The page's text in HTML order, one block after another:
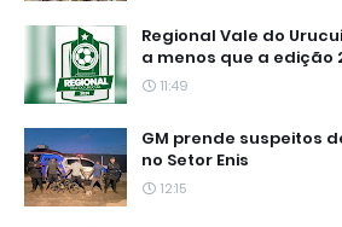
Regional Vale do
a menos que a edição
11:49
GM prende suspeitos
no Setor Enis
12:15